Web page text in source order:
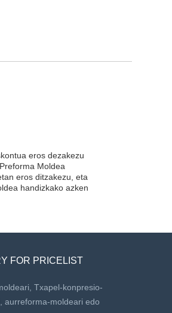
eros dezakezu
Moldea
eros ditzakezu, eta
handizkako azken
FOR PRICELIST
Txapel-konpresio-
aurreforma-moldeari edo